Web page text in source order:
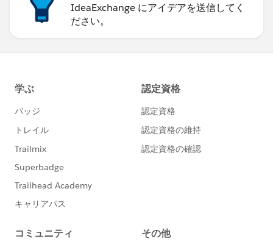
IdeaExchange にアイデアを送信してく
ださい。